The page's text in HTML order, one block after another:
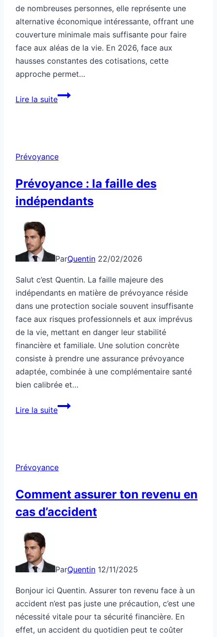
de nombreuses personnes, elle représente une
alternative économique intéressante, offrant une
couverture minimale mais suffisante pour faire
face aux aléas de la vie. En 2026, face aux
hausses constantes des cotisations, cette
approche permet…
Lire la suitePrévoyance
Prévoyance
Prévoyance : la faille des
indépendants
ParQuentin 22/02/2026
Salut c’est Quentin. La faille majeure des
indépendants en matière de prévoyance réside
dans une protection sociale souvent insuffisante
face aux risques professionnels et aux imprévus
de la vie, mettant en danger leur stabilité
financière et familiale. Une solution concrète
consiste à prendre une assurance prévoyance
adaptée, combinée à une complémentaire santé
bien calibrée et…
Lire la suitePrévoyance
indépendants
Prévoyance
Comment assurer ton revenu en
cas d’accident
ParQuentin 12/11/2025
Bonjour ici Quentin. Assurer ton revenu face à un
accident n’est pas juste une précaution, c’est une
nécessité vitale pour ta sécurité financière. En
effet, un accident du quotidien peut te coûter